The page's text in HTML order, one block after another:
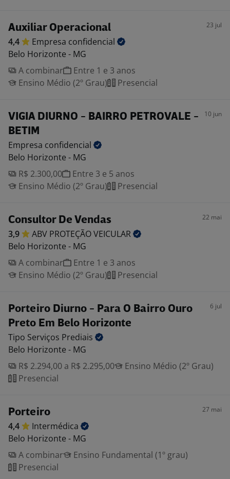
Auxiliar Operacional 23 jul
4,4 Empresa confidencial
Belo Horizonte - MG
A combinar
Entre 1 e 3 anos
Ensino Médio (2º Grau)
Presencial
VIGIA DIURNO - BAIRRO PETROVALE -
BETIM
10 jun
Empresa confidencial
Belo Horizonte - MG
R$ 2.300,00
Entre 3 e 5 anos
Ensino Médio (2º Grau)
Presencial
Consultor De Vendas 22 mai
3,9 ABV PROTEÇÃOVEICULAR
Belo Horizonte - MG
A combinar
Entre 1 e 3 anos
Ensino Médio (2º Grau)
Presencial
Porteiro Diurno - Para O Bairro Ouro
Preto Em Belo Horizonte
6 jul
Tipo Serviços Prediais
Belo Horizonte - MG
R$ 2.294,00 a R$ 2.295,00
Ensino Médio (2º Grau)
Presencial
Porteiro 27 mai
4,4
Intermédica
Belo Horizonte - MG
A combinar
Ensino Fundamental (1º grau)
Presencial